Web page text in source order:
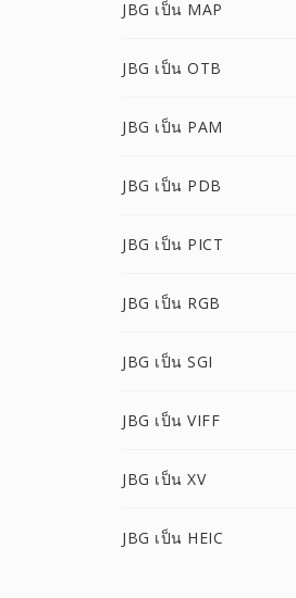
JBG เป็น MAP
JBG เป็น OTB
JBG เป็น PAM
JBG เป็น PDB
JBG เป็น PICT
JBG เป็น RGB
JBG เป็น SGI
JBG เป็น VIFF
JBG เป็น XV
JBG เป็น HEIC